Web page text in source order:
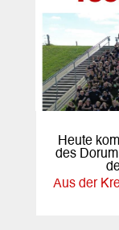
Heute
des
Aus der